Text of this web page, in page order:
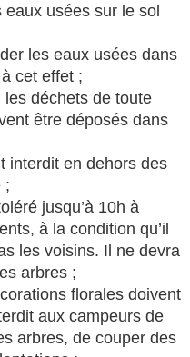
usées sur le sol
les eaux usées dans
cet effet ;
déchets de toute
être déposés dans
interdit en dehors des
;
jusqu’à 10h à
à la condition qu’il
les voisins. Il ne devra
arbres ;
florales doivent
aux campeurs de
arbres, de couper des